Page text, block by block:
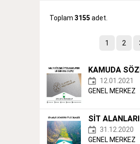
Toplam 3155 adet.
1 2
KAMUDA
12.01.2021
GENEL MERKEZ
SİT
31.12.2020
GENEL MERKEZ